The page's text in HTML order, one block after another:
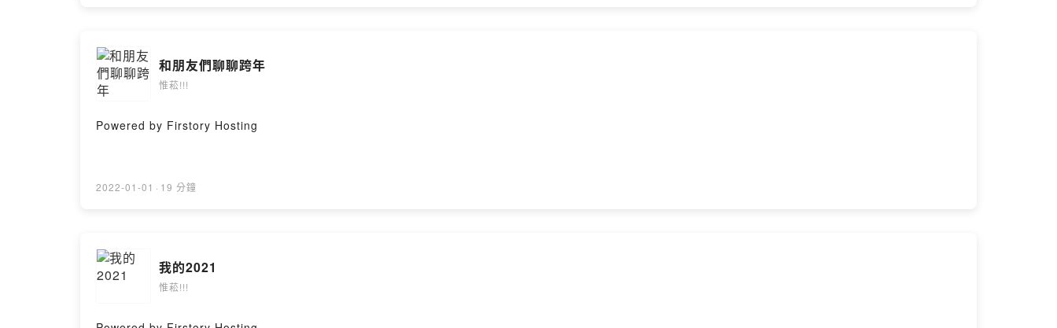
和朋友們聊聊跨年
惟菘!!!
Powered by Firstory Hosting
2022-01-01 · 19 分鐘
我的2021
惟菘!!!